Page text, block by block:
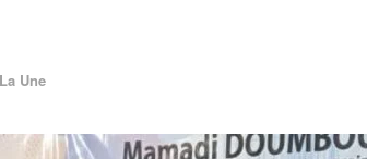
Une